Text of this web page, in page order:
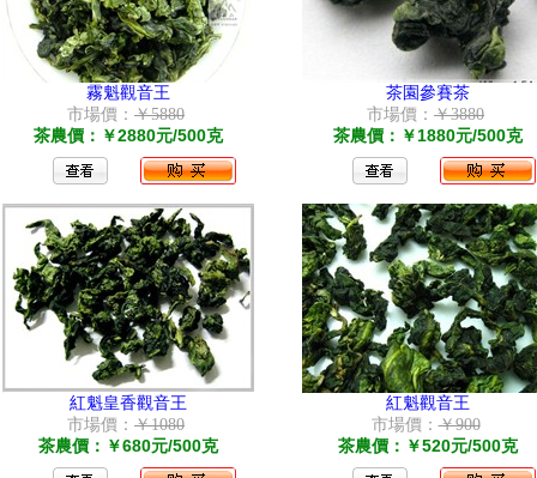
霧魁觀音王
市場價： ￥5880
茶農價：￥2880元/500克
茶園參賽茶
市場價： ￥3880
茶農價：￥1880元/500克
紅魁皇香觀音王
市場價： ￥1080
茶農價：￥680元/500克
紅魁觀音王
市場價：￥900
茶農價：￥520元/500克